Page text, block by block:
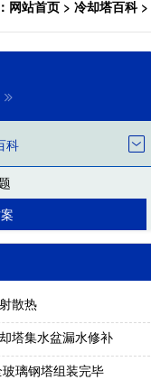
网站首页 > 冷却塔百科>
科
散热
塔集水盆漏水修补
璃钢塔组装完毕